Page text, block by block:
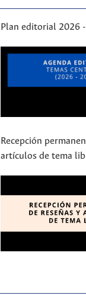
Plan editorial 2026
Recepción
artículos de tema